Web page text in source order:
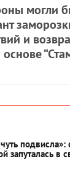
могли
и
подвисла»:
запуталась в